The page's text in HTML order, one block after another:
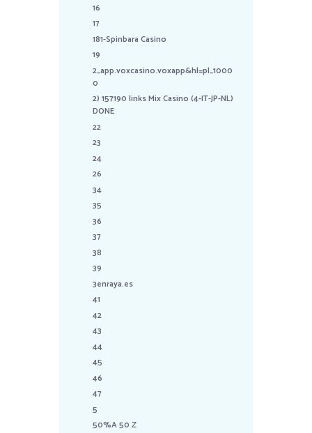
16
17
181-Spinbara Casino
19
2_app.voxcasino.voxapp&hl=pl_1000
0
2) 157190 links Mix Casino (4-IT-JP-NL)
DONE
22
23
24
26
34
35
36
37
38
39
3enraya.es
41
42
43
44
45
46
47
5
50%A 50 Z